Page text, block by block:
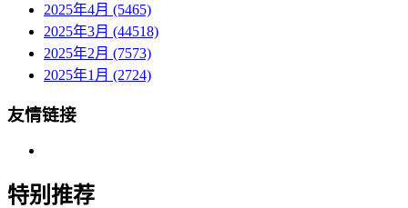
2025年4月 (5465)
2025年3月 (44518)
2025年2月 (7573)
2025年1月 (2724)
友情链接
特别推荐